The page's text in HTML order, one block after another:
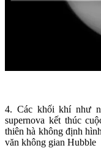
4. Các khối khí như
supernova kết thúc
thiên hà không định
văn không gian Hubble